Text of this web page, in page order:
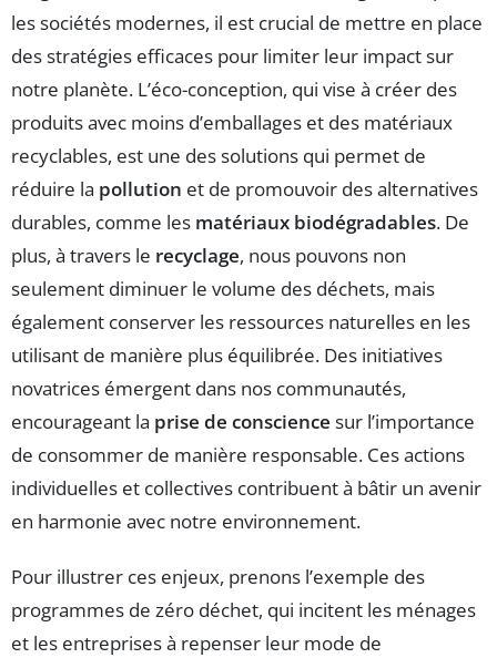
les sociétés modernes, il est crucial de mettre en place
des stratégies efficaces pour limiter leur impact sur
notre planète. L’éco-conception, qui vise à créer des
produits avec moins d’emballages et des matériaux
recyclables, est une des solutions qui permet de
réduire la pollution et de promouvoir des alternatives
durables, comme les matériaux biodégradables. De
plus, à travers le recyclage, nous pouvons non
seulement diminuer le volume des déchets, mais
également conserver les ressources naturelles en les
utilisant de manière plus équilibrée. Des initiatives
novatrices émergent dans nos communautés,
encourageant la prise de conscience sur l’importance
de consommer de manière responsable. Ces actions
individuelles et collectives contribuent à bâtir un avenir
en harmonie avec notre environnement.
Pour illustrer ces enjeux, prenons l’exemple des
programmes de zéro déchet, qui incitent les ménages
et les entreprises à repenser leur mode de